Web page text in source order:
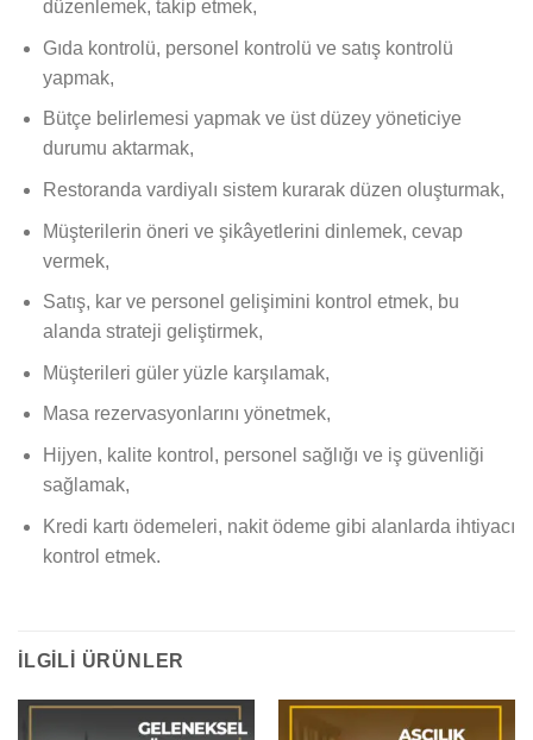
düzenlemek, takip etmek,
Gıda kontrolü, personel kontrolü ve satış kontrolü
yapmak,
Bütçe belirlemesi yapmak ve üst düzey yöneticiye
durumu aktarmak,
Restoranda vardiyalı sistem kurarak düzen oluşturmak,
Müşterilerin öneri ve şikâyetlerini dinlemek, cevap
vermek,
Satış, kar ve personel gelişimini kontrol etmek, bu
alanda strateji geliştirmek,
Müşterileri güler yüzle karşılamak,
Masa rezervasyonlarını yönetmek,
Hijyen, kalite kontrol, personel sağlığı ve iş güvenliği
sağlamak,
Kredi kartı ödemeleri, nakit ödeme gibi alanlarda ihtiyacı
kontrol etmek.
İLGILI ÜRÜNLER